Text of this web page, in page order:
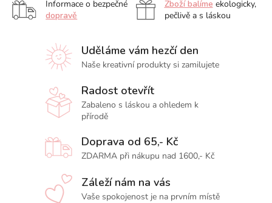
Informace o bezpečné
dopravě
Zboží balíme ekologicky,
pečlivě a s láskou
Uděláme vám hezčí den
Naše kreativní produkty si zamilujete
Radost otevřít
Zabaleno s láskou a ohledem k
přírodě
Doprava od 65,- Kč
ZDARMA při nákupu nad 1600,- Kč
Záleží nám na vás
Vaše spokojenost je na prvním místě